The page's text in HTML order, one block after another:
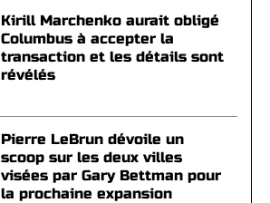
Kirill Marchenko aurait obligé
Columbus à accepter la
transaction et les détails sont
révélés
Pierre LeBrun dévoile un
scoop sur les deux villes
visées par Gary Bettman pour
la prochaine expansion